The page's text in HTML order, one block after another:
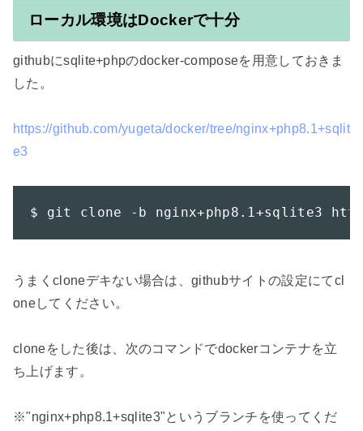
ローカル環境はDockerで十分
githubにsqlite+phpのdocker-composeを用意しておきま
した。
https://github.com/yugeta/docker/tree/nginx+php8.1+sqlit
e3
$ git clone -b nginx+php8.1+sqlite3
うまくcloneデキない場合は、githubサイトの設定にてcl
oneしてください。
cloneをした後は、次のコマンドでdockerコンテナを立
ち上げます。
※"nginx+php8.1+sqlite3"というブランチを使ってくだ